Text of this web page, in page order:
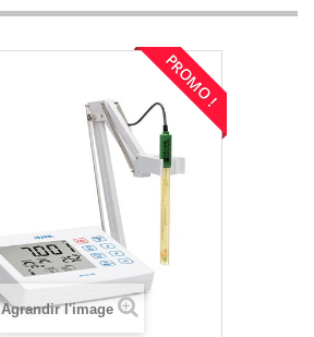
PROMO !
Agrandir l'image